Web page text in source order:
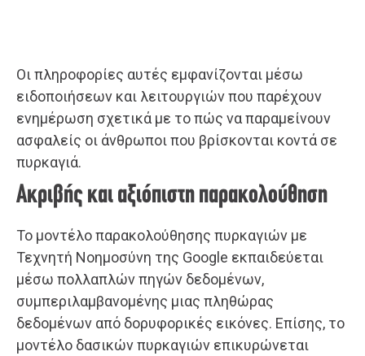
Οι πληροφορίες αυτές εμφανίζονται μέσω
ειδοποιήσεων και λειτουργιών που παρέχουν
ενημέρωση σχετικά με το πώς να παραμείνουν
ασφαλείς οι άνθρωποι που βρίσκονται κοντά σε
πυρκαγιά.
Ακριβής και αξιόπιστη παρακολούθηση
Το μοντέλο παρακολούθησης πυρκαγιών με
Τεχνητή Νοημοσύνη της Google εκπαιδεύεται
μέσω πολλαπλών πηγών δεδομένων,
συμπεριλαμβανομένης μιας πληθώρας
δεδομένων από δορυφορικές εικόνες. Επίσης, το
μοντέλο δασικών πυρκαγιών επικυρώνεται